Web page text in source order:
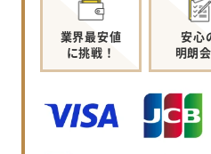
業界最安値
に挑戦！
安心
明朗